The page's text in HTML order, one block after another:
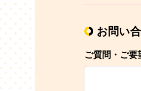
お問い
ご質問・ご